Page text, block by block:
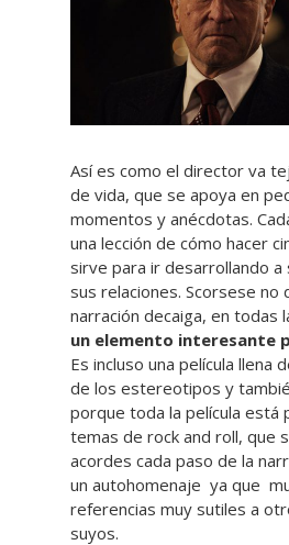
Así es como el director va
de vida, que se apoya en
momentos y anécdotas.
una lección de cómo hacer
sirve para ir desarrollando
sus relaciones. Scorsese no
narración decaiga, en todas
un elemento interesante
Es incluso una película llena
de los estereotipos y
porque toda la película está
temas de rock and roll, que
acordes cada paso de la
un autohomenaje ya que
referencias muy sutiles a
suyos.